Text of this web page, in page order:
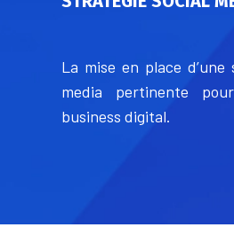
La mise en place d’une
media pertinente
business digital.